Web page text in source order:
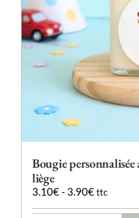
Bougie
liège
3.10€- 3.90€ ttc